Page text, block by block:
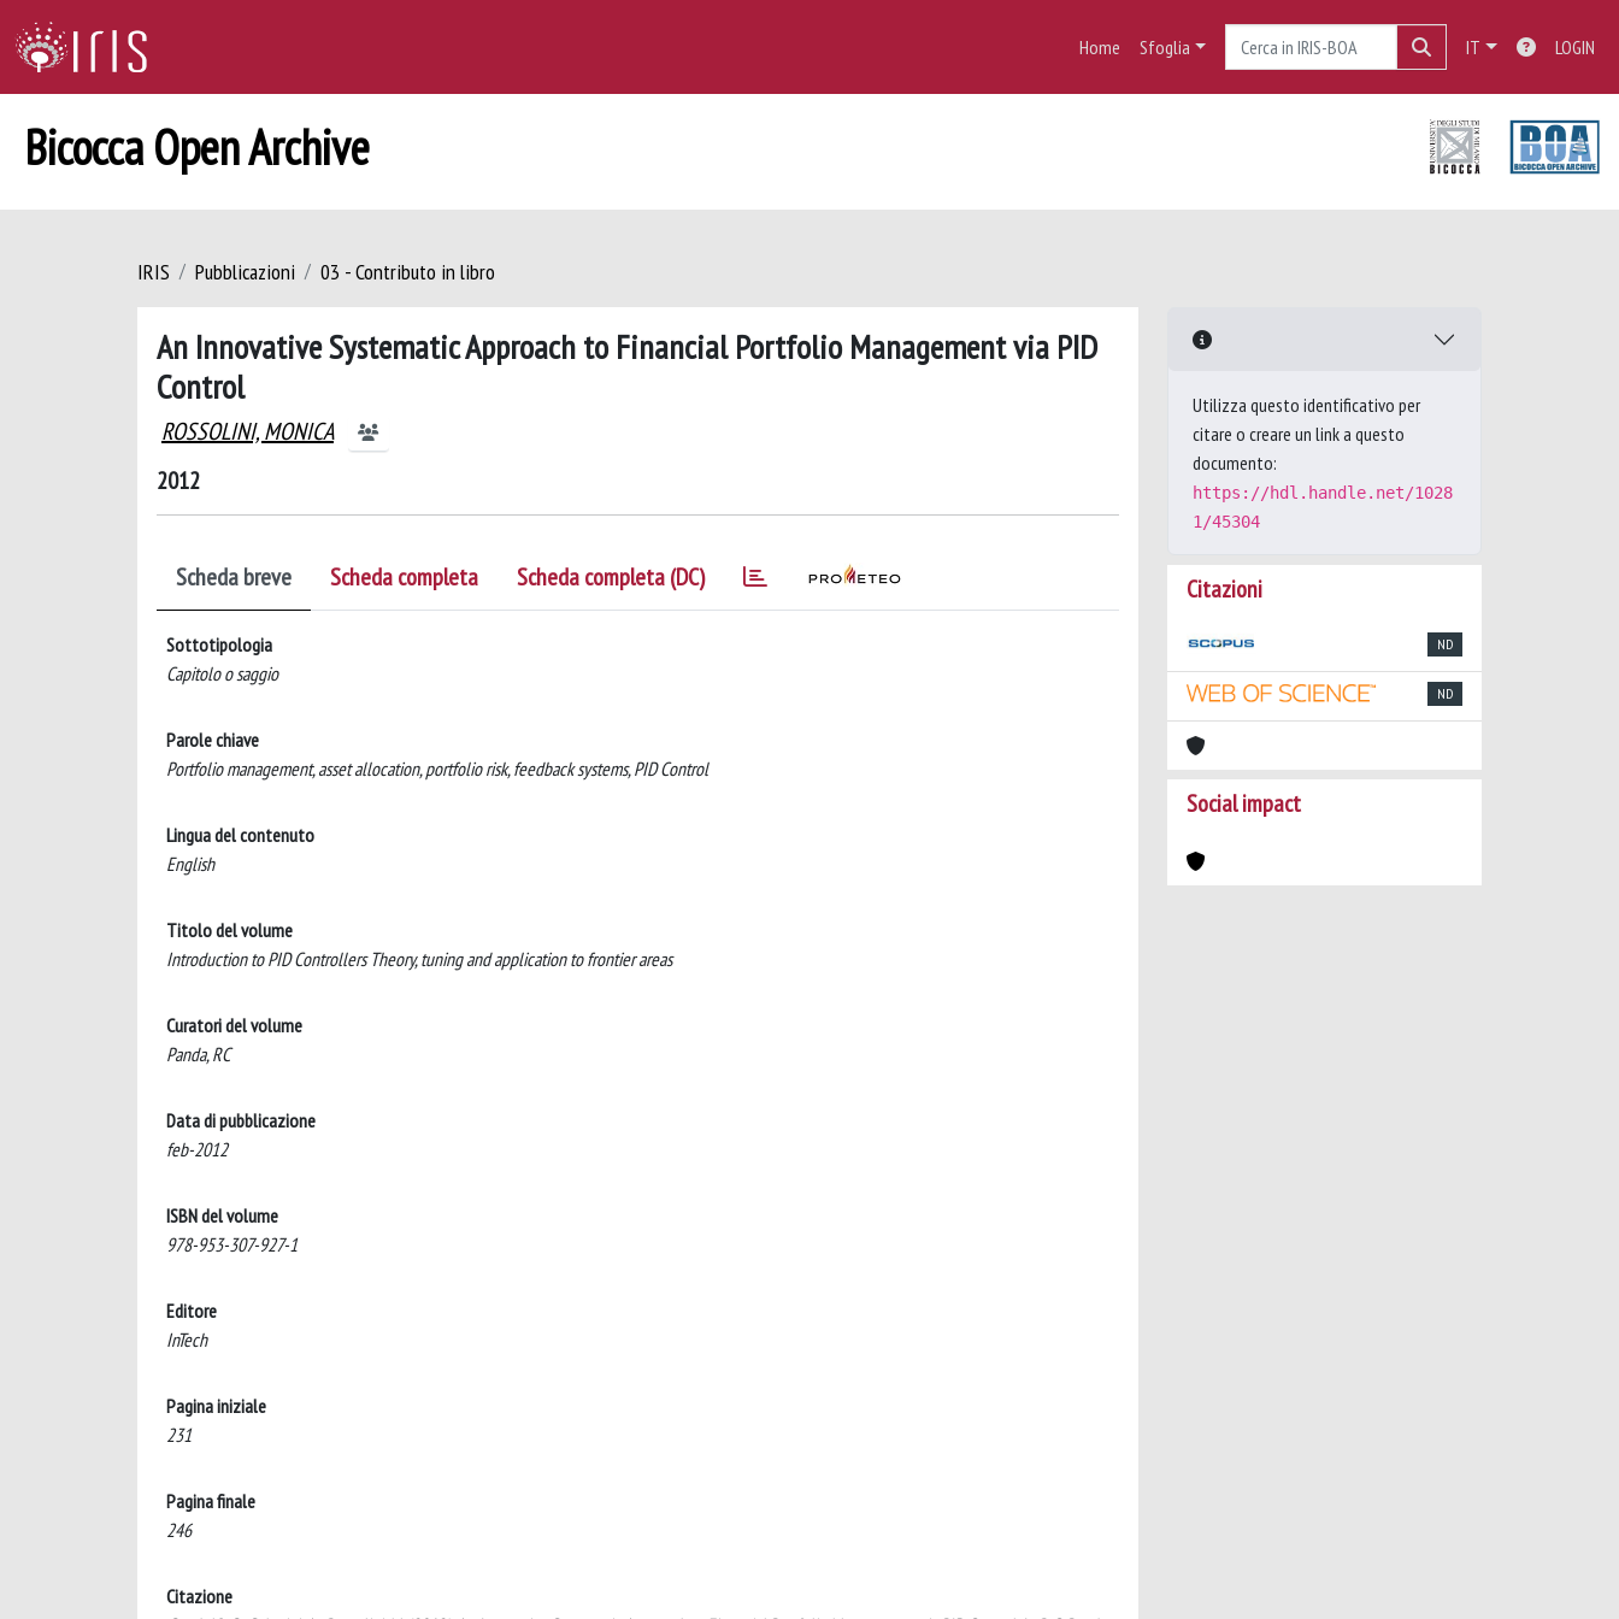
Home Sfoglia IT LOGIN
Bicocca Open Archive
IRIS Pubblicazioni 03 - Contributo in libro
An Innovative Systematic Approach to Financial Portfolio Management via PID
Control
ROSSOLINI, MONICA
2012
Scheda breve Scheda completa Scheda completa (DC)
Sottotipologia
Capitolo o saggio
Parole chiave
Portfolio management, asset allocation, portfolio risk, feedback systems, PID Control
Lingua del contenuto
English
Titolo del volume
Introduction to PID Controllers Theory, tuning and application to frontier areas
Curatori del volume
Panda, RC
Data di pubblicazione
feb-2012
ISBN del volume
978-953-307-927-1
Editore
InTech
Pagina iniziale
231
Pagina finale
246
Citazione
Utilizza questo identificativo per
citare o creare un link a questo
documento:
https://hdl.handle.net/1028
1/45304
Citazioni
ND
ND
Social impact